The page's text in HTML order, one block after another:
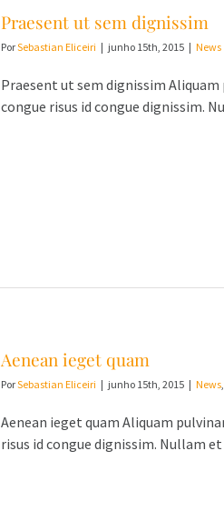
Praesent ut sem dignissim
PorSebastian Eliceiri | junho 15th, 2015 | News
Praesent ut sem dignissim
congue risus id congue dignissim.
Aenean ieget quam
PorSebastian Eliceiri | junho 15th, 2015 | News
Aenean ieget quam Aliquam
risus id congue dignissim. Nullam